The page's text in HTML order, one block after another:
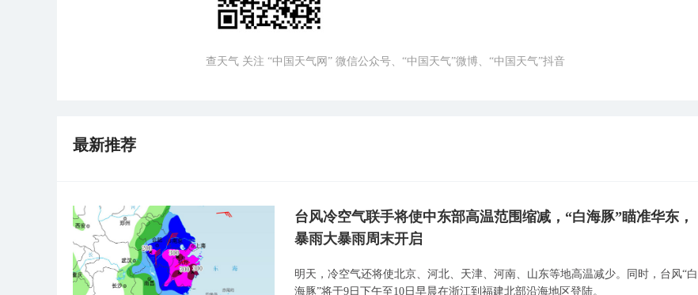
查天气 关注 “中国天气网” 微信公众号、“中国天气”微博、“中国天气”抖音
最新推荐
台风冷空气联手将使中东部高温范围缩减，“白海豚”瞄准华东，
暴雨大暴雨周末开启
明天，冷空气还将使北京、河北、天津、河南、山东等地高温减少。同时，台风“白
海豚”将于9日下午至10日早晨在浙江到福建北部沿海地区登陆。